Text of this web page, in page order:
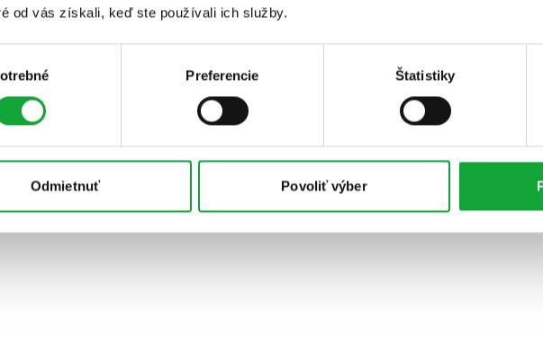
od vás získali, keď ste používali ich služby.
Preferencie Štatistiky
Odmietnuť Povoliť výber